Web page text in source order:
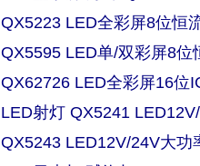
QX5223 LED全彩屏8位恒
QX5595 LED单/双彩屏8位
QX62726 LED全彩屏16位
LED射灯 QX5241
QX5243 LED12V/24V大